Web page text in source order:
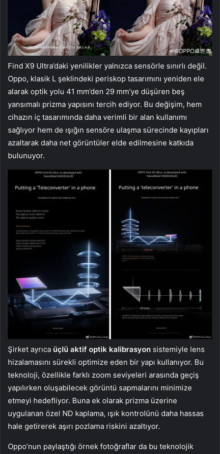
Find X9 Ultra’daki yenilikler yalnızca sensörle sınırlı değil.
Oppo, klasik L şeklindeki periskop tasarımını yeniden ele
alarak optik yolu 41 mm’den 29 mm’ye düşüren beş
yansımalı prizma yapısını tercih ediyor. Bu değişim, hem
cihazın iç tasarımında daha verimli bir alan kullanımı
sağlıyor hem de ışığın sensöre ulaşma sürecinde kayıpları
azaltarak daha net görüntüler elde edilmesine katkıda
bulunuyor.
Şirket ayrıca üçlü aktif optik kalibrasyon sistemiyle lens
hizalamasını sürekli optimize eden bir yapı kullanıyor. Bu
teknoloji, özellikle farklı zoom seviyeleri arasında geçiş
yapılırken oluşabilecek görüntü sapmalarını minimize
etmeyi hedefliyor. Buna ek olarak prizma üzerine
uygulanan özel ND kaplama, ışık kontrolünü daha hassas
hale getirerek aşırı pozlama riskini azaltıyor.
Oppo’nun paylaştığı örnek fotoğraflar da bu teknolojik